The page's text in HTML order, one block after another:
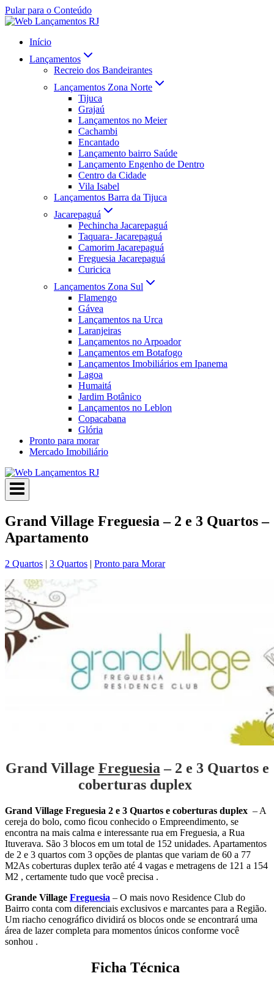
Pular para o Conteúdo
Início
Lançamentos
Recreio dos Bandeirantes
Lançamentos Zona Norte
Tijuca
Grajaú
Lançamentos no Meier
Cachambi
Encantado
Lançamento bairro Saúde
Lançamento Engenho de Dentro
Centro da Cidade
Vila Isabel
Lançamentos Barra da Tijuca
Jacarepaguá
Pechincha Jacarepaguá
Taquara- Jacarepaguá
Camorim Jacarepaguá
Freguesia Jacarepaguá
Curicica
Lançamentos Zona Sul
Flamengo
Gávea
Lançamentos na Urca
Laranjeiras
Lançamentos no Arpoador
Lançamentos em Botafogo
Lançamentos Imobiliários em Ipanema
Lagoa
Humaitá
Jardim Botânico
Lançamentos no Leblon
Copacabana
Glória
Pronto para morar
Mercado Imobiliário
Grand Village Freguesia – 2 e 3 Quartos –
Apartamento
2 Quartos | 3 Quartos | Pronto para Morar
Grand Village Freguesia – 2 e 3 Quartos e
coberturas duplex
Grand Village Freguesia 2 e 3 Quartos e coberturas duplex – A
cereja do bolo, como ficou conhecido o Empreendimento, se
encontra na mais calma e interessante rua em Freguesia, a Rua
Ituverava. São 3 blocos em um total de 152 unidades. Apartamentos
de 2 e 3 quartos com 3 opções de plantas que variam de 60 a 77
M2As coberturas duplex terão até 4 vagas e metragens de 121 a 154
M2 , certamente tudo que você precisa .
Grande Village Freguesia – O mais novo Residence Club do
Bairro conta com diferenciais exclusivos e marcantes para a Região.
Um riacho cenográfico dividirá os blocos onde se encontrará uma
área de lazer completa para momentos únicos conforme você
sonhou .
Ficha Técnica